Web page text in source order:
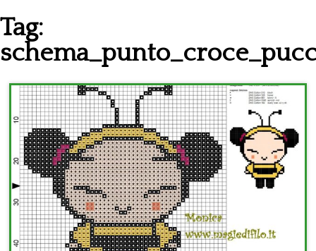
Ultimi schemi
Alfabeto
Bambini
Disney
Thun
Tag: